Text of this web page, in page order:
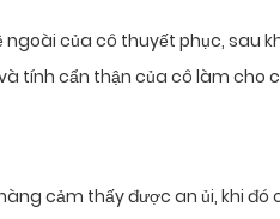
của cô thuyết phục, sau
tính cẩn thận của cô làm cho
cảm thấy được an ủi, khi đó